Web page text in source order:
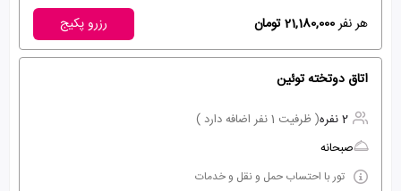
هر نفر21,180,000 تومان رزرو پکیج
اتاق دوتخته توئین
2 نفره
( ظرفیت 1 نفر اضافه دارد )
صبحانه
تور با احتساب حمل و نقل و خدمات